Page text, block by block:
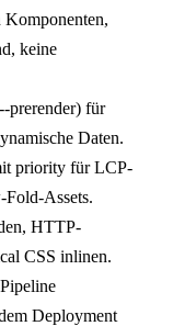
Komponenten,
keine
prerender) für
Daten.
priority für LCP-
Assets.
HTTP-
CSS inlinen.
Deployment